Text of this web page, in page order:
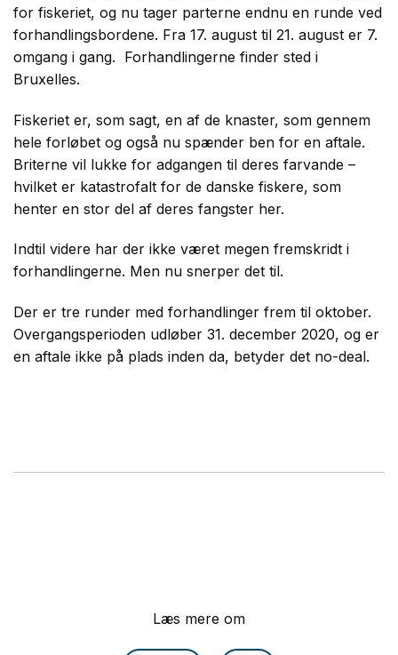
for fiskeriet, og nu tager parterne endnu en runde ved
forhandlingsbordene. Fra 17. august til 21. august er 7.
omgang i gang. Forhandlingerne finder sted i
Bruxelles.
Fiskeriet er, som sagt, en af de knaster, som gennem
hele forløbet og også nu spænder ben for en aftale.
Briterne vil lukke for adgangen til deres farvande –
hvilket er katastrofalt for de danske fiskere, som
henter en stor del af deres fangster her.
Indtil videre har der ikke været megen fremskridt i
forhandlingerne. Men nu snerper det til.
Der er tre runder med forhandlinger frem til oktober.
Overgangsperioden udløber 31. december 2020, og er
en aftale ikke på plads inden da, betyder det no-deal.
Læs mere om